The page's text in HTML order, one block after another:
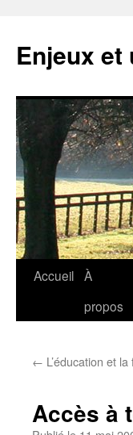
Enjeux et
Aller
Accueil À
propos
← L’éducation et
Accès à